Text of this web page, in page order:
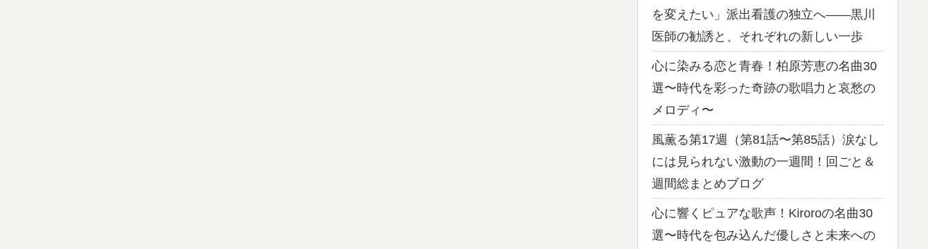
を変えたい」派出看護の独立へ——黒川
医師の勧誘と、それぞれの新しい一歩
心に染みる恋と青春！柏原芳恵の名曲30
選〜時代を彩った奇跡の歌唱力と哀愁の
メロディ〜
風薫る第17週（第81話〜第85話）涙なし
には見られない激動の一週間！回ごと＆
週間総まとめブログ
心に響くピュアな歌声！Kiroroの名曲30
選〜時代を包み込んだ優しさと未来への